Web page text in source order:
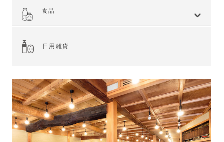
食品
日用雑貨